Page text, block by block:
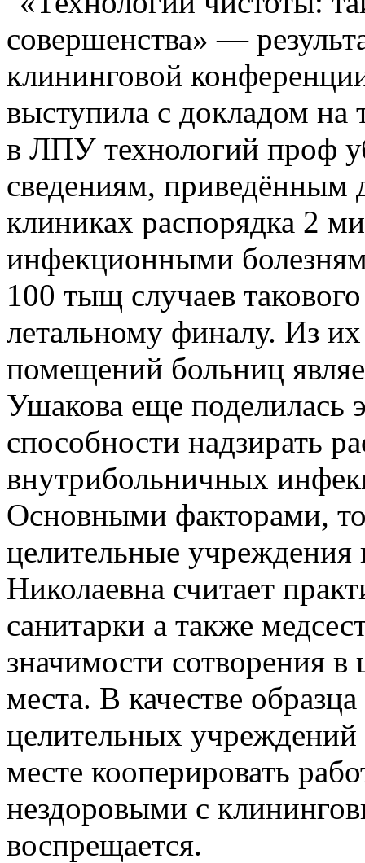
выступила с докладом на
в ЛПУ технологий проф
сведениям, приведённым
клиниках распорядка 2
инфекционными
100 тыщ случаев
летальному финалу. Из
помещений больниц
Ушакова еще поделилась
способности надзирать
внутрибольничных
Основными факторами,
целительные
Николаевна считает
санитарки а также
значимости сотворения
места. В качестве
целительных
месте кооперировать
нездоровыми с
воспрещается.